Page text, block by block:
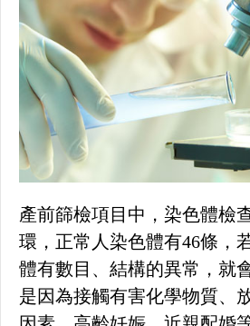
產前篩檢項目中，染色體檢
環，正常人染色體有46條，
體有數目、結構的異常，就
是因為接觸有害化學物質、